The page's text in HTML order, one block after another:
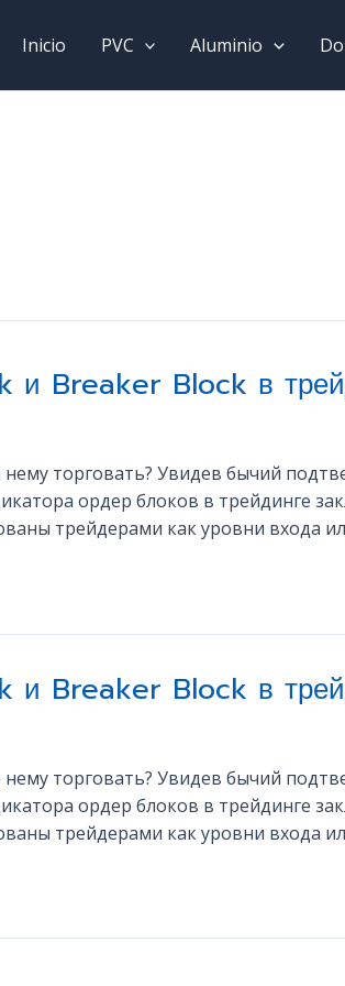
Inicio PVC Aluminio
и Breaker Block в
торговать? Увидев бычий
ордер блоков в трейдинге
трейдерами как уровни входа
и Breaker Block в
торговать? Увидев бычий
ордер блоков в трейдинге
трейдерами как уровни входа